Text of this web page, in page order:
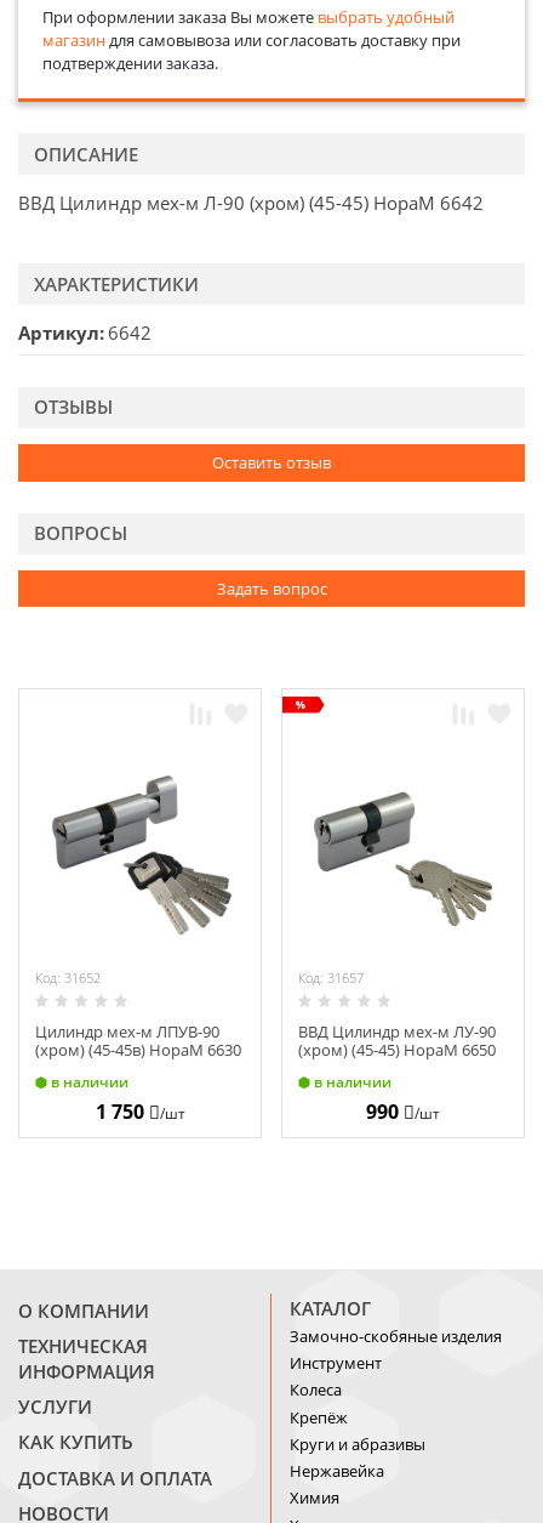
При оформлении заказа Вы можете выбрать удобный
магазиндля самовывоза или согласовать доставку при
подтверждении заказа.
ОПИСАНИЕ
ВВД Цилиндр мех-м Л-90 (хром) (45-45) НораМ 6642
ХАРАКТЕРИСТИКИ
Артикул 6642
ОТЗЫВЫ
Оставить отзыв
ВОПРОСЫ
Задать вопрос
Код: 31652
Цилиндр мех-м ЛПУВ-90
(хром) (45-45в) НораМ 6630
в наличии
1 750 /шт
Код: 31657
ВВД Цилиндр мех-м ЛУ-90
(хром) (45-45) НораМ 6650
в наличии
990 /шт
О КОМПАНИИ
ТЕХНИЧЕСКАЯ
ИНФОРМАЦИЯ
УСЛУГИ
КАК КУПИТЬ
ДОСТАВКА И ОПЛАТА
НОВОСТИ
КАТАЛОГ
Замочно-скобяные изделия
Инструмент
Колеса
Крепёж
Круги и абразивы
Нержавейка
Химия